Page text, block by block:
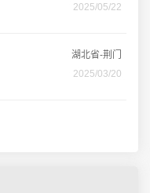
2025/05/22
湖北省-荆门
2025/03/20